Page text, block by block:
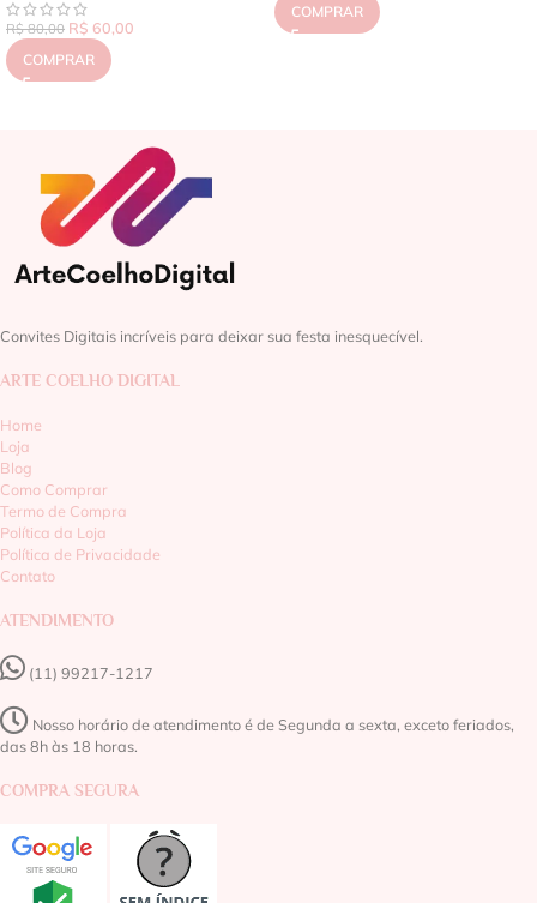
R$80,00 R$ 60,00
COMPRAR
COMPRAR
Convites Digitais incríveis para deixar sua festa inesquecível.
ARTE COELHO DIGITAL
Home
Loja
Blog
Como Comprar
Termo de Compra
Política da Loja
Política de Privacidade
Contato
ATENDIMENTO
(11) 99217-1217‬
Nosso horário de atendimento é de Segunda a sexta, exceto feriados,
das 8h às 18 horas.
COMPRA SEGURA